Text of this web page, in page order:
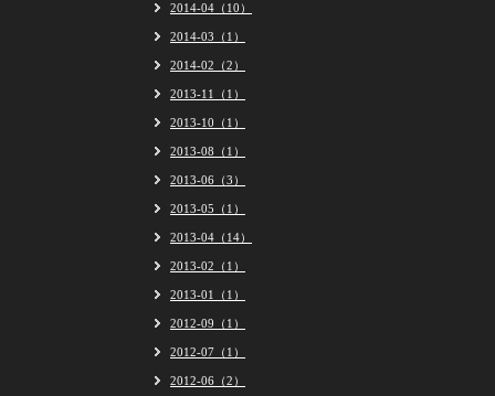
2014-04（10）
2014-03（1）
2014-02（2）
2013-11（1）
2013-10（1）
2013-08（1）
2013-06（3）
2013-05（1）
2013-04（14）
2013-02（1）
2013-01（1）
2012-09（1）
2012-07（1）
2012-06（2）